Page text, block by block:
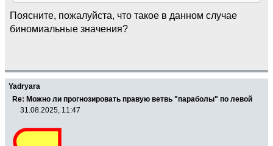
Поясните, пожалуйста, что такое в данном случае
биномиальные значения?
Yadryara
Re: Можно ли прогнозировать правую ветвь "параболы" по левой
31.08.2025, 11:47